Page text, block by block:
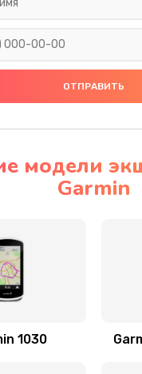
Замена передней
Замена основной
Заказать
модели
Garmin
1030